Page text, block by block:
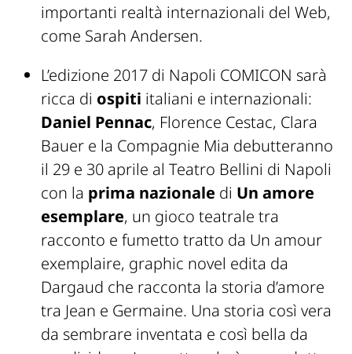
importanti realtà internazionali del Web,
come Sarah Andersen.
L’edizione 2017 di Napoli COMICON sarà
ricca di ospiti italiani e internazionali:
Daniel Pennac, Florence Cestac, Clara
Bauer e la Compagnie Mia debutteranno
il 29 e 30 aprile al Teatro Bellini di Napoli
con la prima nazionale di Un amore
esemplare, un gioco teatrale tra
racconto e fumetto tratto da Un amour
exemplaire, graphic novel edita da
Dargaud che racconta la storia d’amore
tra Jean e Germaine. Una storia così vera
da sembrare inventata e così bella da